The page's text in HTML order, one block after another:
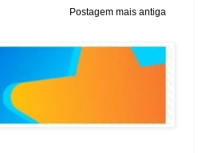
Postagem mais antiga